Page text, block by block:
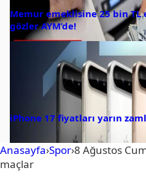
Memur emeklisine 25 bin TL
gözler AYM’de!
iPhone 17 fiyatları yarın
Anasayfa›Spor›8 Ağustos
maçlar